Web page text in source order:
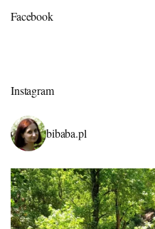
Facebook
Instagram
bibaba.pl